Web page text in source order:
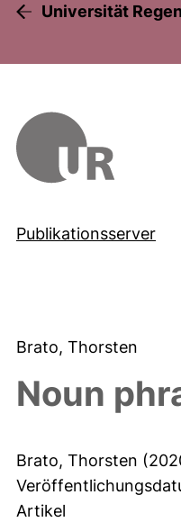
Universität
Publikationsserver
Brato, Thorsten
Noun
Brato, Thorsten
Artikel